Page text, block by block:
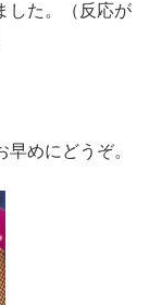
した。（反応が
めにどうぞ。